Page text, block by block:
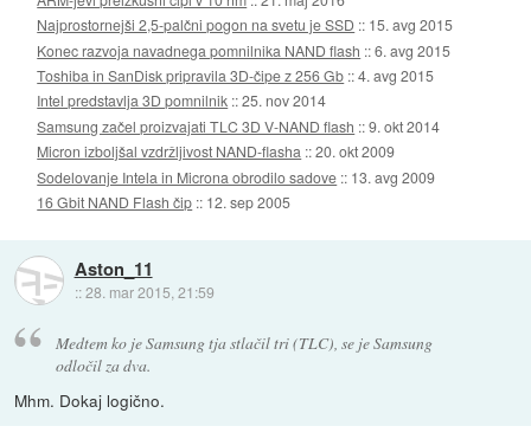
Najprostornejši 2,5-palčni pogon na svetu je SSD :: 15. avg 2015
Konec razvoja navadnega pomnilnika NAND flash ::6. avg 2015
Toshiba in SanDisk pripravila 3D-čipe z 256 Gb ::4. avg 2015
Intel predstavlja 3D pomnilnik ::25. nov 2014
Samsung začel proizvajati TLC 3D V-NAND flash ::9. okt 2014
Micron izboljšal vzdržljivost NAND-flasha ::20. okt 2009
Sodelovanje Intela in Microna obrodilo sadove :: 13. avg 2009
16 Gbit NAND Flash čip :: 12. sep 2005
Aston_11
::28. mar 2015, 21:59
Medtem ko je Samsung tja stlačil tri (TLC), se je Samsung
odločil za dva.
Mhm. Dokaj logično.